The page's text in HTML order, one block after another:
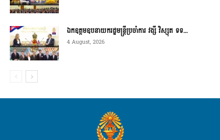
ឯកឧត្តមឧបនាយករដ្ឋមន្ត្រីប្រចាំការ វង្សី វិស្សុត ទទ...
4 August, 2026